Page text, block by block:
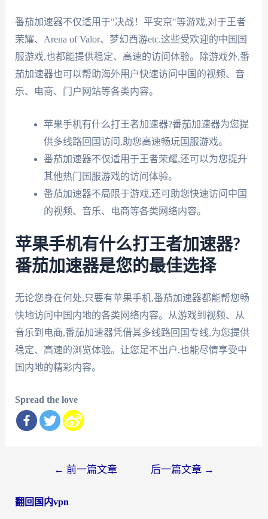
番茄加速器不仅适用于"决战！平安京"等游戏,对于王者
荣耀、Arena of Valor、梦幻西游etc.这些受欢迎的中国国
服游戏,也都能提供稳定、高速的访问体验。除游戏外,番
茄加速器也可以帮助海外用户快速访问中国的视频、音
乐、电商、门户网站等各类内容。
苹果手机有什么打王者加速器?番茄加速器为您提
供多线路回国访问,助您高速畅玩国服游戏。
番茄加速器不仅适用于王者荣耀,还可以为您提升
其他热门国服游戏的访问体验。
番茄加速器不局限于游戏,还可助您快速访问中国
的视频、音乐、电商等各类网络内容。
苹果手机有什么打王者加速器?
番茄加速器是您的最佳选择
无论您身在何处,只要有苹果手机,番茄加速器都能帮您畅
快地访问中国内地的各类网络内容。从游戏到视频、从
音乐到电商,番茄加速器凭借其多线路回国专线,为您提供
稳定、高速的浏览体验。让您足不出户,也能尽情享受中
国内地的精彩内容。
Spread the love
导
← 前一篇文章 后一篇文章 →
翻回国内vpn